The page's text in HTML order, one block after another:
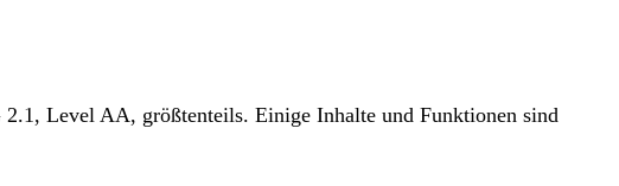
Level AA, größtenteils. Einige Inhalte und Funktionen sind